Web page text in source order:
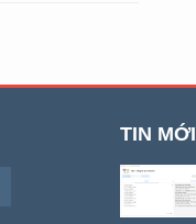
TIN MỚI